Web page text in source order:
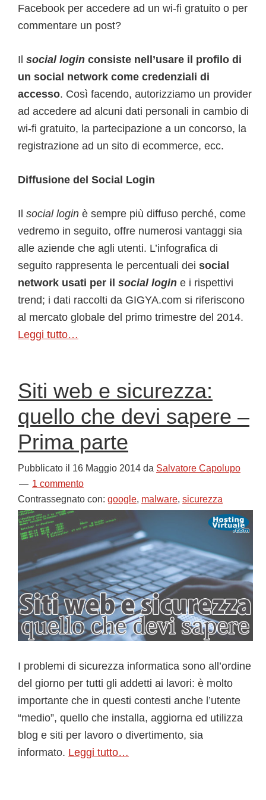
Facebook per accedere ad un wi-fi gratuito o per
commentare un post?
Il social login consiste nell’usare il profilo di
un social network come credenziali di
accesso. Così facendo, autorizziamo un provider
ad accedere ad alcuni dati personali in cambio di
wi-fi gratuito, la partecipazione a un concorso, la
registrazione ad un sito di ecommerce, ecc.
Diffusione del Social Login
Il social login è sempre più diffuso perché, come
vedremo in seguito, offre numerosi vantaggi sia
alle aziende che agli utenti. L’infografica di
seguito rappresenta le percentuali dei social
network usati per il social login e i rispettivi
trend; i dati raccolti da GIGYA.com si riferiscono
al mercato globale del primo trimestre del 2014.
Leggi tutto…
Siti web e sicurezza:
quello che devi sapere –
Prima parte
Pubblicato il 16 Maggio 2014 da Salvatore Capolupo
1 commento
Contrassegnato con: google, malware, sicurezza
I problemi di sicurezza informatica sono all’ordine
del giorno per tutti gli addetti ai lavori: è molto
importante che in questi contesti anche l’utente
“medio”, quello che installa, aggiorna ed utilizza
blog e siti per lavoro o divertimento, sia
informato. Leggi tutto…